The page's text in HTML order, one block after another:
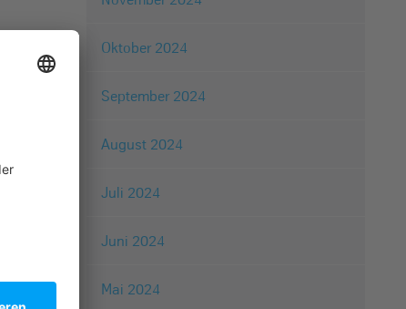
Oktober 2024
September 2024
August 2024
Juli 2024
Juni 2024
Mai 2024